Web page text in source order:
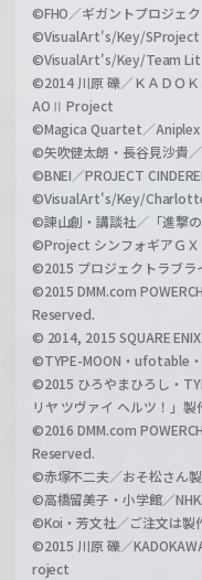
©FHO／ギガントプロジェ
©VisualArt's/Key/SProject
©VisualArt's/Key/Team
©2014 川原 礫／ＫＡＤＯ
AOⅡ Project
©Magica Quartet／
©矢吹健太朗・長谷見沙貴
©BNEI／PROJECT
©VisualArt's/Key/
©諫山創・講談社／「進撃
©Project シンフォギアＧＸ
©2015 プロジェクトラブラ
©2015 DMM.com
Reserved.
© 2014, 2015 SQUARE
©TYPE-MOON・ufotable・
©2015 ひろやまひろし・
リヤ ツヴァイ ヘルツ！」製
©2016 DMM.com
Reserved.
©赤塚不二夫／おそ松さん
©高橋留美子・小学館／
©Koi・芳文社／ご注文は製
©2015 川原 礫／
roject